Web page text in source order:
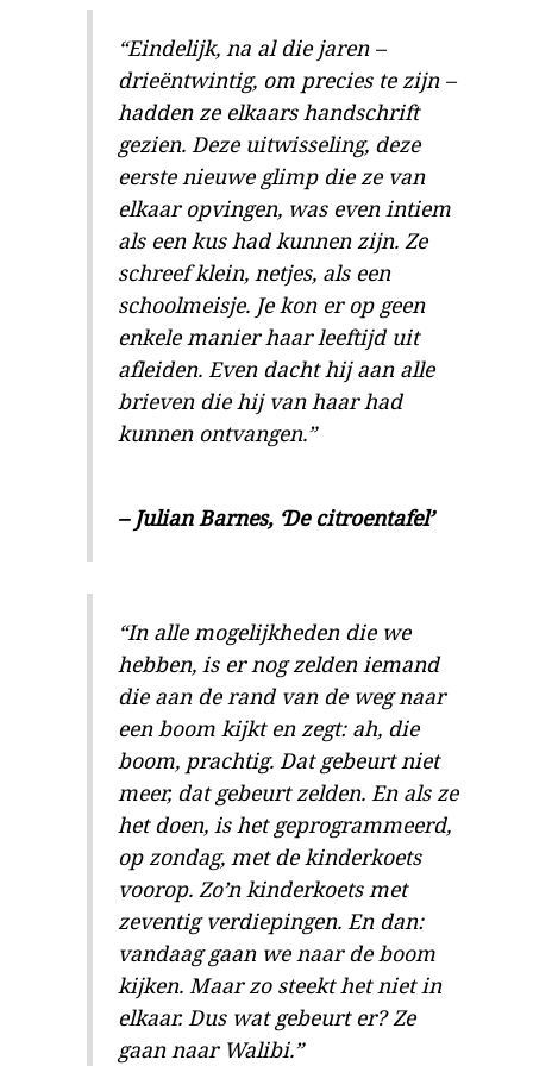
“Eindelijk, na al die jaren –
drieëntwintig, om precies te zijn –
hadden ze elkaars handschrift
gezien. Deze uitwisseling, deze
eerste nieuwe glimp die ze van
elkaar opvingen, was even intiem
als een kus had kunnen zijn. Ze
schreef klein, netjes, als een
schoolmeisje. Je kon er op geen
enkele manier haar leeftijd uit
afleiden. Even dacht hij aan alle
brieven die hij van haar had
kunnen ontvangen.”
– Julian Barnes, ‘De citroentafel’
“In alle mogelijkheden die we
hebben, is er nog zelden iemand
die aan de rand van de weg naar
een boom kijkt en zegt: ah, die
boom, prachtig. Dat gebeurt niet
meer, dat gebeurt zelden. En als ze
het doen, is het geprogrammeerd,
op zondag, met de kinderkoets
voorop. Zo’n kinderkoets met
zeventig verdiepingen. En dan:
vandaag gaan we naar de boom
kijken. Maar zo steekt het niet in
elkaar. Dus wat gebeurt er? Ze
gaan naar Walibi.”